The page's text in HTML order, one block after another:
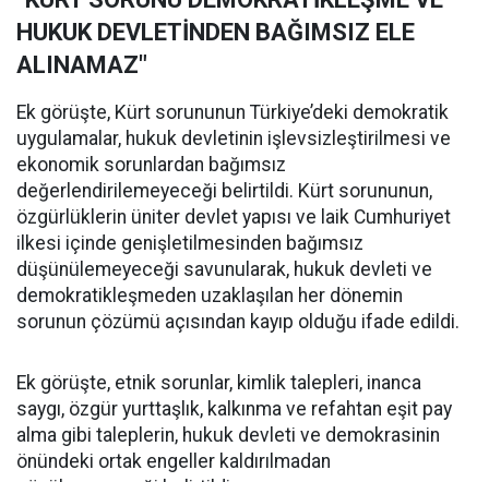
HUKUK DEVLETİNDEN BAĞIMSIZ ELE
ALINAMAZ"
Ek görüşte, Kürt sorununun Türkiye’deki demokratik
uygulamalar, hukuk devletinin işlevsizleştirilmesi ve
ekonomik sorunlardan bağımsız
değerlendirilemeyeceği belirtildi. Kürt sorununun,
özgürlüklerin üniter devlet yapısı ve laik Cumhuriyet
ilkesi içinde genişletilmesinden bağımsız
düşünülemeyeceği savunularak, hukuk devleti ve
demokratikleşmeden uzaklaşılan her dönemin
sorunun çözümü açısından kayıp olduğu ifade edildi.
Ek görüşte, etnik sorunlar, kimlik talepleri, inanca
saygı, özgür yurttaşlık, kalkınma ve refahtan eşit pay
alma gibi taleplerin, hukuk devleti ve demokrasinin
önündeki ortak engeller kaldırılmadan